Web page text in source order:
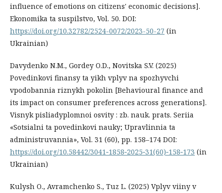
influence of emotions on citizens' economic decisions].
Ekonomika ta suspilstvo, Vol. 50. DOI:
https://doi.org/10.32782/2524-0072/2023-50-27 (in
Ukrainian)
Davydenko N.M., Gordey O.D., Novitska S.V. (2025)
Povedinkovi finansy ta yikh vplyv na spozhyvchi
vpodobannia riznykh pokolin [Behavioural finance and
its impact on consumer preferences across generations].
Visnyk pisliadyplomnoi osvity : zb. nauk. prats. Seriia
«Sotsialni ta povedinkovi nauky; Upravlinnia ta
administruvannia», Vol. 31 (60), pp. 158–174 DOI:
https://doi.org/10.58442/3041‐1858‐2025‐31(60)‐158‐173 (in
Ukrainian)
Kulysh O., Avramchenko S., Tuz L. (2025) Vplyv viiny v